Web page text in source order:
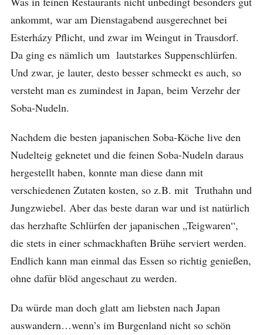
ankommt, war am Dienstagabend ausgerechnet bei
Esterházy Pflicht, und zwar im Weingut in Trausdorf.
Da ging es nämlich um lautstarkes Suppenschlürfen.
Und zwar, je lauter, desto besser schmeckt es auch, so
versteht man es zumindest in Japan, beim Verzehr der
Soba-Nudeln.
Nachdem die besten japanischen Soba-Köche live den
Nudelteig geknetet und die feinen Soba-Nudeln daraus
hergestellt haben, konnte man diese dann mit
verschiedenen Zutaten kosten, so z.B. mit Truthahn und
Jungzwiebel. Aber das beste daran war und ist natürlich
das herzhafte Schlürfen der japanischen „Teigwaren“,
die stets in einer schmackhaften Brühe serviert werden.
Endlich kann man einmal das Essen so richtig genießen,
ohne dafür blöd angeschaut zu werden.
Da würde man doch glatt am liebsten nach Japan
auswandern…wenn’s im Burgenland nicht so schön